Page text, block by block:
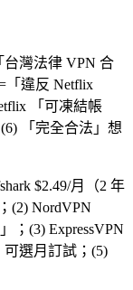
台灣法律 VPN 合
「 違反 Netflix
「 可凍結帳
「 完全合法 」想
$2.49/月（2 年
(2) NordVPN
」；(3) ExpressVPN
可選月訂試；(5)